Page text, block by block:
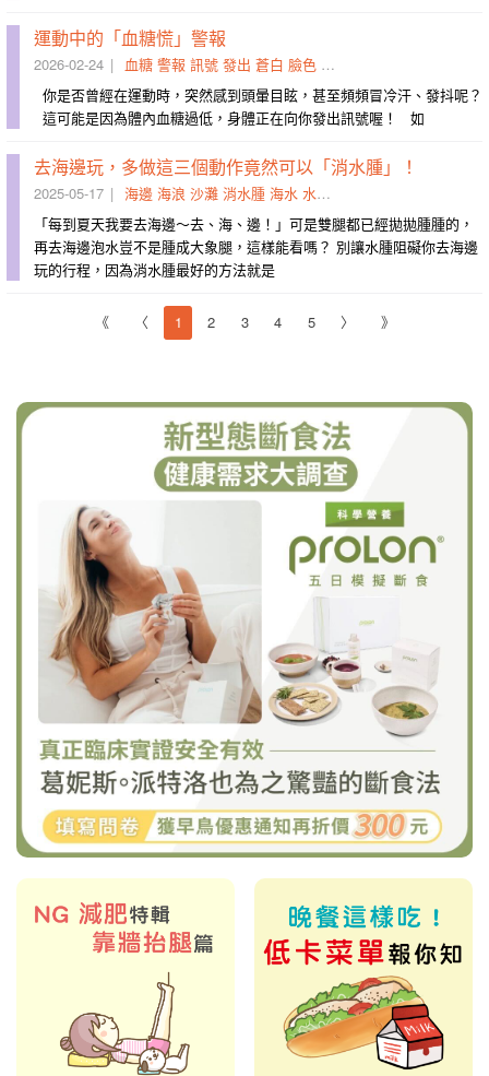
運動中的「血糖慌」警報
2026-02-24 血糖 警報 訊號 發出 蒼白 臉色 嚇壞
你是否曾經在運動時，突然感到頭暈目眩，甚至頻頻冒冷汗、發抖呢？
這可能是因為體內血糖過低，身體正在向你發出訊號喔！ 如
去海邊玩，多做這三個動作竟然可以「消水腫」！ ​
2025-05-17 海邊 海浪 沙灘 消水腫 海水 水壓
「每到夏天我要去海邊～去、海、邊！」可是雙腿都已經拋拋腫腫的，
再去海邊泡水豈不是腫成大象腿，這樣能看嗎？ 別讓水腫阻礙你去海邊
玩的行程，因為消水腫最好的方法就是
《 〈 1 2 3 4 5 〉 》